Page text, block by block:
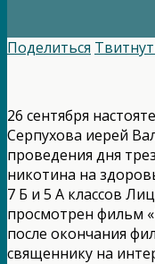
Поделиться
26 сентября
Серпухова иерей
проведения дня
никотина на
7 Б и 5 А классов
просмотрен фильм
после окончания
священнику на